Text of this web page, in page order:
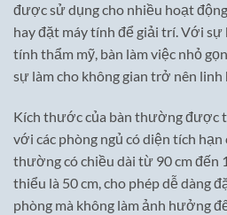
được sử dụng cho nhiều hoạt
hay đặt máy tính để giải trí. Với sự
tính thẩm mỹ, bàn làm việc nhỏ
sự làm cho không gian trở nên
Kích thước của bàn thường được
với các phòng ngủ có diện tích
thường có chiều dài từ 90 cm đến
thiểu là 50 cm, cho phép dễ dàng
phòng mà không làm ảnh hưởng